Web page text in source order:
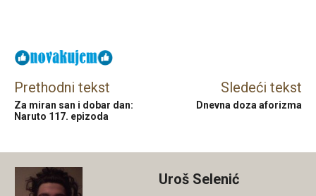
Prethodni tekst
Za miran san i dobar dan:
Naruto 117. epizoda
Sledeći tekst
Dnevna doza aforizma
Uroš Selenić